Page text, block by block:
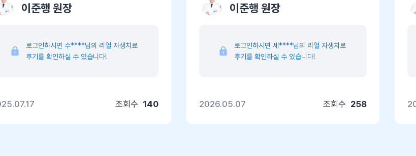
이준행 원장
로그인하시면 수****님의 리얼 자생치료
후기를 확인하실 수 있습니다!
조회수 140
이준행 원장
로그인하시면 세****님의 리얼 자생치료
후기를 확인하실 수 있습니다!
2026.05.07 조회수 258